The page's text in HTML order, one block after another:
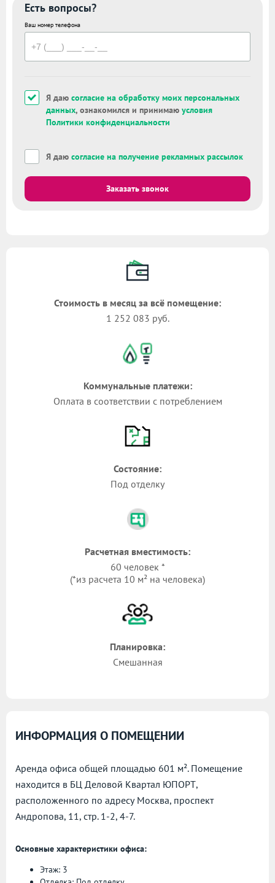
Есть вопросы?
Ваш номер телефона
Я даю согласие на обработку моих персональных
данных, ознакомился и принимаю условия
Политики конфиденциальности
Я даю согласие на получение рекламных рассылок
Заказать звонок
Стоимость в месяц за всё помещение:
1 252 083 руб.
Коммунальные платежи:
Оплата в соответствии с потреблением
Состояние:
Под отделку
Расчетная вместимость:
60 человек *
(*из расчета 10 м² на человека)
Планировка:
Смешанная
ИНФОРМАЦИЯ О ПОМЕЩЕНИИ
Аренда офиса общей площадью 601 м². Помещение
находится в БЦ Деловой Квартал ЮПОРТ,
расположенного по адресу Москва, проспект
Андропова, 11, стр. 1-2, 4-7.
Основные характеристики офиса:
Этаж: 3